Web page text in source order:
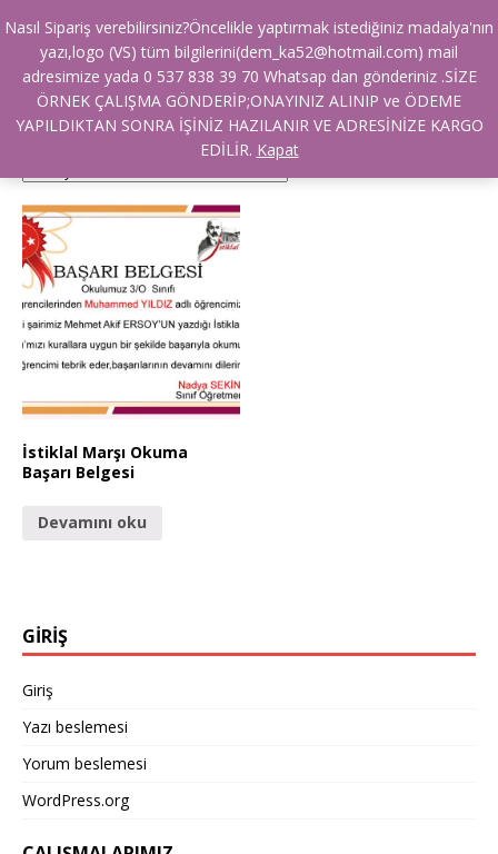
Ana Sayfa / Ürünler “belgesi” olarak etiketlendi
belgesi
Tek bir sonuç gösteriliyor
İstiklal Marşı Okuma
Başarı Belgesi
Devamını oku
GİRİŞ
Giriş
Yazı beslemesi
Yorum beslemesi
WordPress.org
Nasıl Sipariş verebilirsiniz?Öncelikle yaptırmak istediğiniz madalya'nın
yazı,logo (VS) tüm bilgilerini(dem_ka52@hotmail.com) mail
adresimize yada 0 537 838 39 70 Whatsap dan gönderiniz .SİZE
ÖRNEK ÇALIŞMA GÖNDERİP;ONAYINIZ ALINIP ve ÖDEME
YAPILDIKTAN SONRA İŞİNİZ HAZILANIR VE ADRESİNİZE KARGO
EDİLİR. Kapat